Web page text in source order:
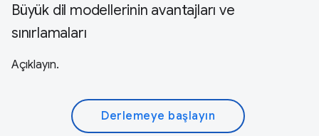
Büyük dil modellerinin avantajları ve
sınırlamaları
Açıklayın.
Derlemeye başlayın